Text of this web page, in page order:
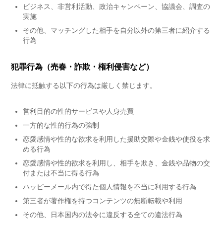
ビジネス、非営利活動、政治キャンペーン、協議会、調査の
実施
その他、マッチングした相手を自分以外の第三者に紹介する
行為
犯罪行為（売春・詐欺・権利侵害など）
法律に抵触する以下の行為は厳しく禁じます。
営利目的の性的サービスや人身売買
一方的な性的行為の強制
恋愛感情や性的な欲求を利用した援助交際や金銭や使役を求
める行為
恋愛感情や性的欲求を利用し、相手を欺き、金銭や品物の交
付または不当に得る行為
ハッピーメール内で得た個人情報を不当に利用する行為
第三者が著作権を持つコンテンツの無断転載や利用
その他、日本国内の法令に違反する全ての違法行為